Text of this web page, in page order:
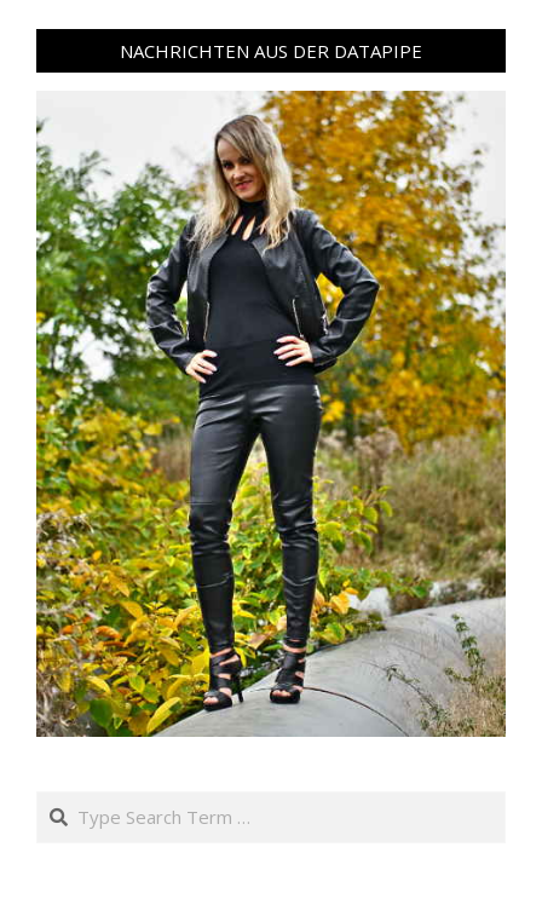
NACHRICHTEN AUS DER DATAPIPE
Search